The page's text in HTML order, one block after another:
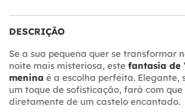
DESCRIÇÃO
Se a sua pequena quer se transformar
noite mais misteriosa, este fantasia de
menina é a escolha perfeita. Elegante,
um toque de sofisticação, fará com
diretamente de um castelo encantado.